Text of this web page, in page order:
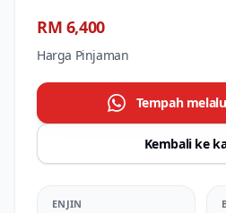
RM 6,400
Harga Pinjaman
Tempah
Kembali ke
ENJIN